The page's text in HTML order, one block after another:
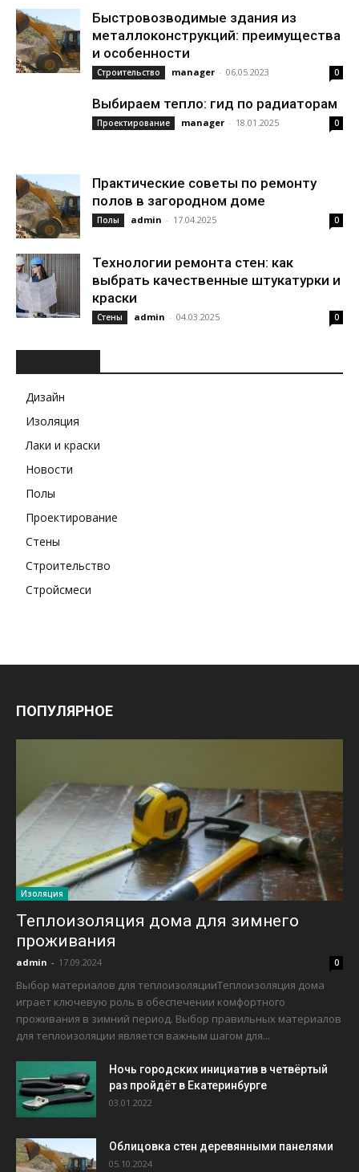
Быстровозводимые здания из
металлоконструкций: преимущества
и особенности
Строительство manager - 06.05.2023 0
Выбираем тепло: гид по радиаторам
Проектирование manager - 18.01.2025 0
Практические советы по ремонту
полов в загородном доме
Полы admin - 17.04.2025 0
Технологии ремонта стен: как
выбрать качественные штукатурки и
краски
Стены admin - 04.03.2025 0
Дизайн
Изоляция
Лаки и краски
Новости
Полы
Проектирование
Стены
Строительство
Стройсмеси
ПОПУЛЯРНОЕ
Изоляция
Теплоизоляция дома для зимнего
проживания
admin - 17.09.2024 0
Выбор материалов для теплоизоляцииТеплоизоляция дома
играет ключевую роль в обеспечении комфортного
проживания в зимний период. Выбор правильных материалов
для теплоизоляции является важным шагом для...
Ночь городских инициатив в четвёртый
раз пройдёт в Екатеринбурге
03.01.2022
Облицовка стен деревянными панелями
05.10.2024